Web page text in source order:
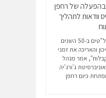
בהפעלה של רחפן
וודאות לתהליך
"המורכבות הגוברת של מל"טים ב-50 השנים
והאריכה את זמני
אמר מנהל
ג'ורג'יה
כיום רחפן